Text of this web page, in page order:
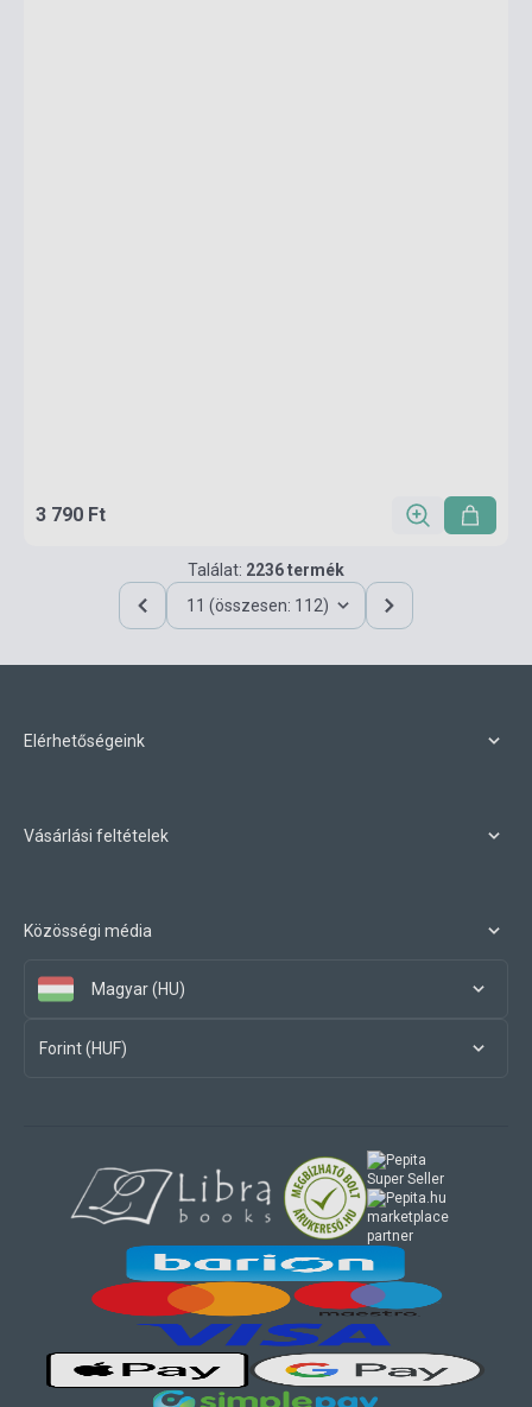
3 790 Ft
Találat: 2236 termék
11 (összesen: 112)
Elérhetőségeink
Vásárlási feltételek
Közösségi média
Magyar (HU)
Forint (HUF)
marketplace
partner